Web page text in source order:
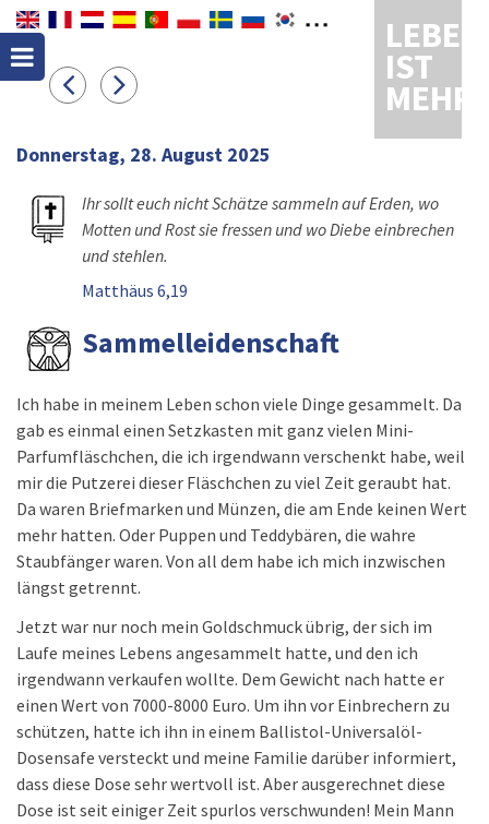
LEBEN
IST
MEHR
Donnerstag, 28. August 2025
Ihr sollt euch nicht Schätze sammeln auf Erden, wo
Motten und Rost sie fressen und wo Diebe einbrechen
und stehlen.
Matthäus 6,19
Sammelleidenschaft
Ich habe in meinem Leben schon viele Dinge gesammelt. Da
gab es einmal einen Setzkasten mit ganz vielen Mini-
Parfumfläschchen, die ich irgendwann verschenkt habe, weil
mir die Putzerei dieser Fläschchen zu viel Zeit geraubt hat.
Da waren Briefmarken und Münzen, die am Ende keinen Wert
mehr hatten. Oder Puppen und Teddybären, die wahre
Staubfänger waren. Von all dem habe ich mich inzwischen
längst getrennt.
Jetzt war nur noch mein Goldschmuck übrig, der sich im
Laufe meines Lebens angesammelt hatte, und den ich
irgendwann verkaufen wollte. Dem Gewicht nach hatte er
einen Wert von 7000-8000 Euro. Um ihn vor Einbrechern zu
schützen, hatte ich ihn in einem Ballistol-Universalöl-
Dosensafe versteckt und meine Familie darüber informiert,
dass diese Dose sehr wertvoll ist. Aber ausgerechnet diese
Dose ist seit einiger Zeit spurlos verschwunden! Mein Mann